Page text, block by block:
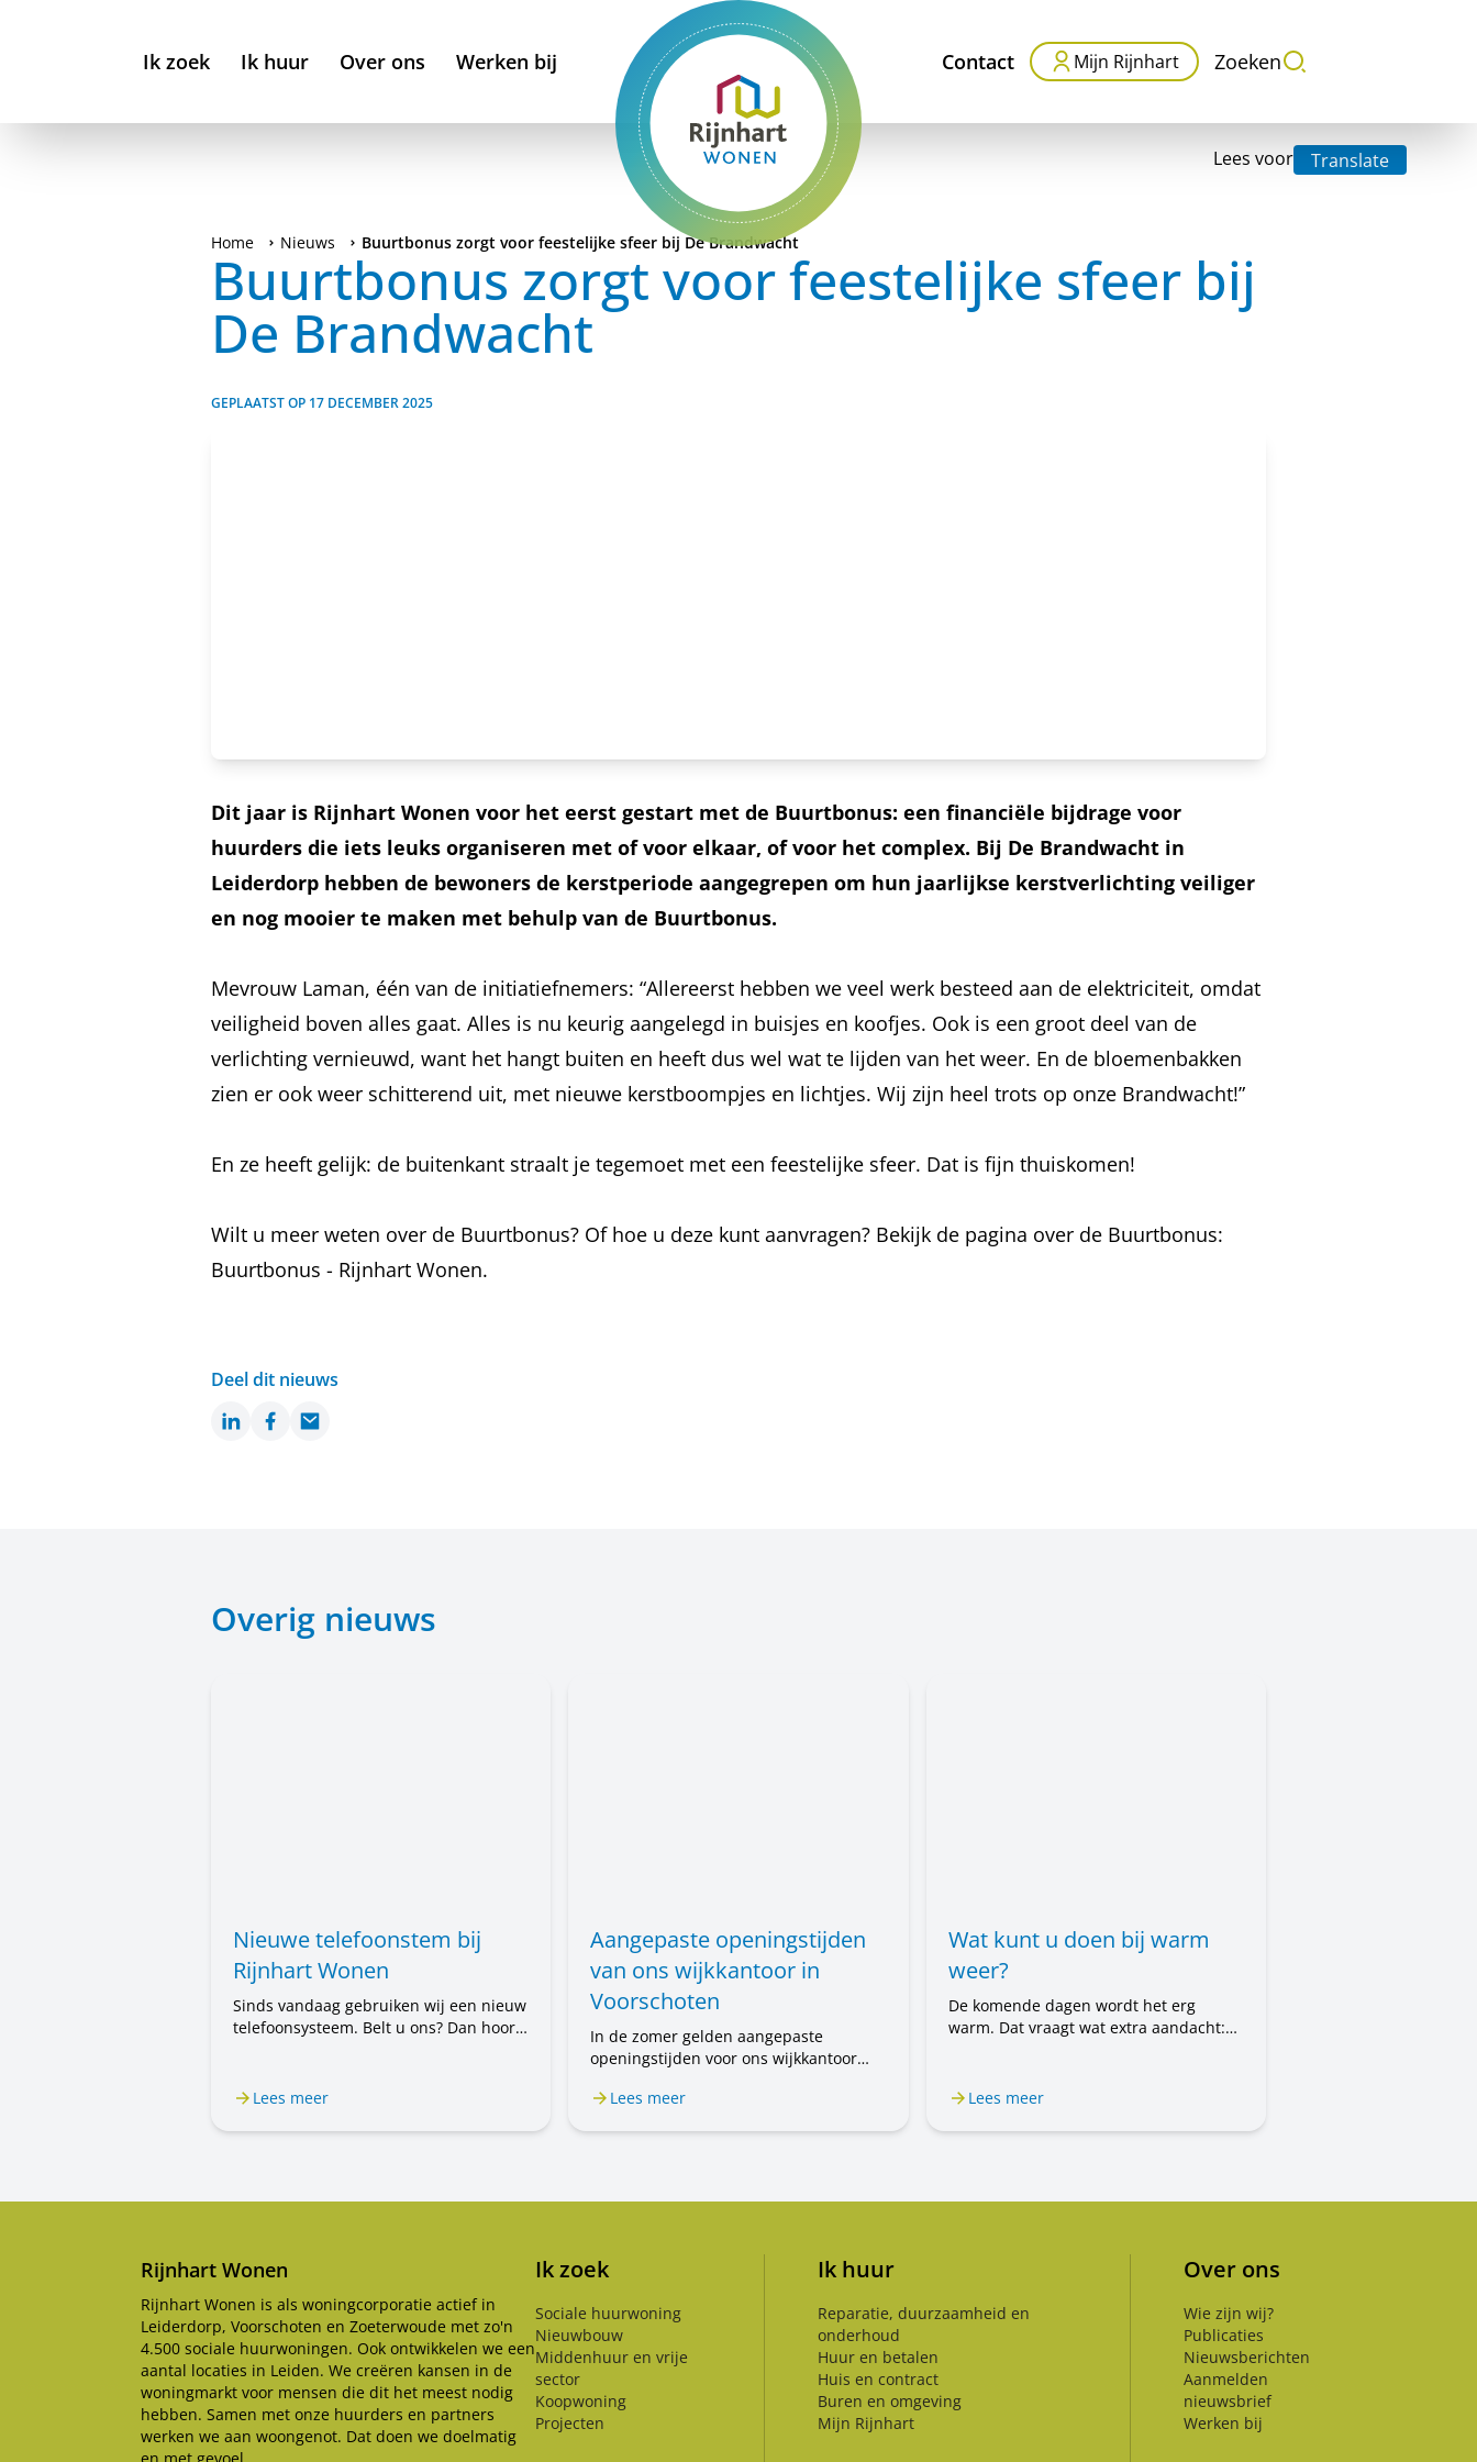
Ik zoek Ik huur Over ons Werken bij Contact Mijn Rijnhart Zoeken
Lees voor Translate
Home Nieuws Buurtbonus zorgt voor feestelijke sfeer bij De Brandwacht
Buurtbonus zorgt voor feestelijke sfeer bij
De Brandwacht
GEPLAATST OP 17 DECEMBER 2025
Dit jaar is Rijnhart Wonen voor het eerst gestart met de Buurtbonus: een financiële bijdrage voor
huurders die iets leuks organiseren met of voor elkaar, of voor het complex. Bij De Brandwacht in
Leiderdorp hebben de bewoners de kerstperiode aangegrepen om hun jaarlijkse kerstverlichting veiliger
en nog mooier te maken met behulp van de Buurtbonus.
Mevrouw Laman, één van de initiatiefnemers: “Allereerst hebben we veel werk besteed aan de elektriciteit, omdat
veiligheid boven alles gaat. Alles is nu keurig aangelegd in buisjes en koofjes. Ook is een groot deel van de
verlichting vernieuwd, want het hangt buiten en heeft dus wel wat te lijden van het weer. En de bloemenbakken
zien er ook weer schitterend uit, met nieuwe kerstboompjes en lichtjes. Wij zijn heel trots op onze Brandwacht!”
En ze heeft gelijk: de buitenkant straalt je tegemoet met een feestelijke sfeer. Dat is fijn thuiskomen!
Wilt u meer weten over de Buurtbonus? Of hoe u deze kunt aanvragen? Bekijk de pagina over de Buurtbonus:
Buurtbonus - Rijnhart Wonen.
Deel dit nieuws
LinkedInFacebook
Email
Overig nieuws
Nieuwe telefoonstem bij
Rijnhart Wonen
Sinds vandaag gebruiken wij een nieuw
telefoonsysteem. Belt u ons? Dan hoort
steeds met Rijnhart Wonen. Alleen de
zijn.
Lees meer
Aangepaste openingstijden
van ons wijkkantoor in
Voorschoten
In de zomer gelden aangepaste
openingstijden voor ons wijkkantoor
Voorschoten. Van 20 juli tot en met 31
Lees meer
Wat kunt u doen bij warm
weer?
De komende dagen wordt het erg
warm. Dat vraagt wat extra aandacht:
u wat u kunt doen.
Lees meer
Rijnhart Wonen
Rijnhart Wonen is als woningcorporatie actief in
Leiderdorp, Voorschoten en Zoeterwoude met zo'n
4.500 sociale huurwoningen. Ook ontwikkelen we een
aantal locaties in Leiden. We creëren kansen in de
woningmarkt voor mensen die dit het meest nodig
hebben. Samen met onze huurders en partners
werken we aan woongenot. Dat doen we doelmatig
Ik zoek
Sociale huurwoning
Nieuwbouw
Middenhuur en vrije
sector
Koopwoning
Projecten
Ik huur
Reparatie, duurzaamheid en
onderhoud
Huur en betalen
Huis en contract
Buren en omgeving
Mijn Rijnhart
Over ons
Wie zijn wij?
Publicaties
Nieuwsberichten
Aanmelden
nieuwsbrief
Werken bij